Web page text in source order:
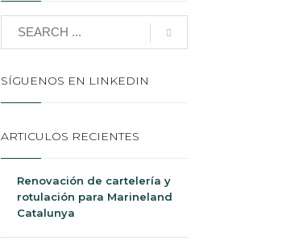
SÍGUENOS EN LINKEDIN
ARTICULOS RECIENTES
Renovación de cartelería y
rotulación para Marineland
Catalunya